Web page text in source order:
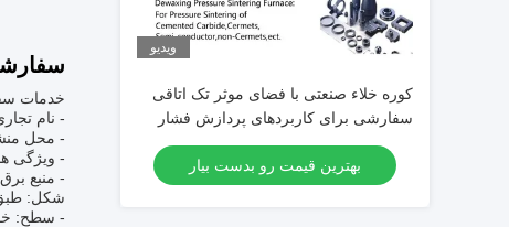
ویدیو
کوره خلاء صنعتی با فضای موثر تک اتاقی
سفارشی برای کاربردهای پردازش فشار
بهترین قیمت رو بدست بیار
خدمات
- نام
- محل
- ویژگی
- منبع
شکل:
- سطح: